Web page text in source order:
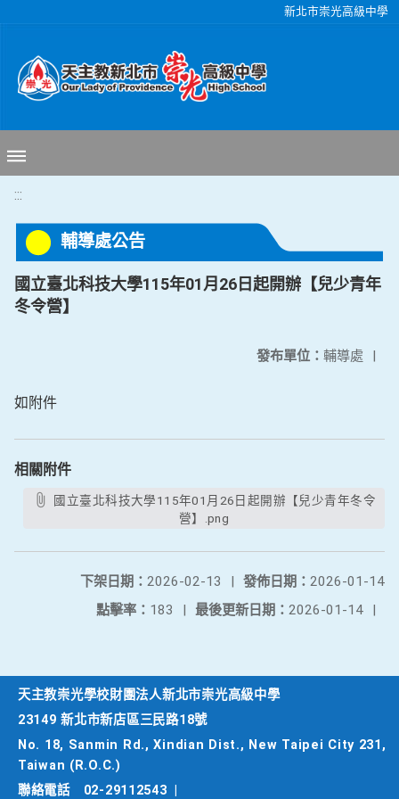
新北市崇光高級中學
:::
輔導處公告
國立臺北科技大學115年01月26日起開辦【兒少青年
冬令營】
發布單位： 輔導處 |
如附件
相關附件
營】.png
發佈日期： 2026-01-14
下架日期： 2026-02-13
|
最後更新日期： 2026-01-14 |
點擊率： 183 |
天主教崇光學校財團法人新北市崇光高級中學
23149 新北市新店區三民路18號
No. 18, Sanmin Rd., Xindian Dist., New Taipei City 231,
Taiwan (R.O.C.)
聯絡電話
02-29112543